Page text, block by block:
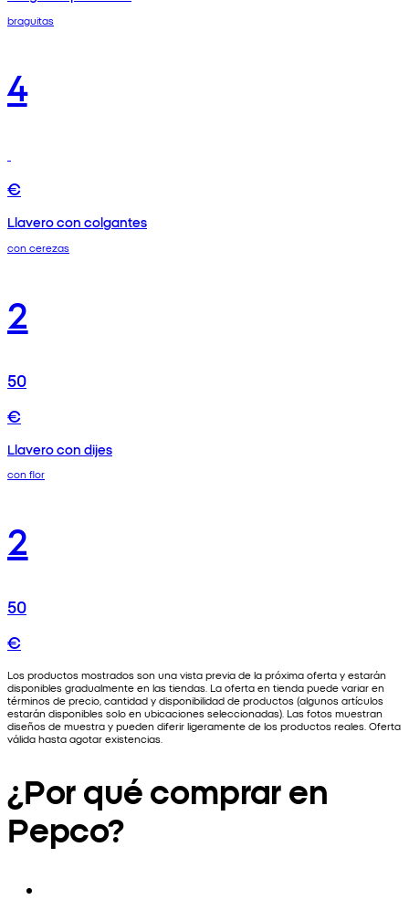
braguitas
4
€
Llavero con colgantes
con cerezas
2
50
€
Llavero con dijes
con flor
2
50
€
Los productos mostrados son una vista previa de la próxima oferta y estarán
disponibles gradualmente en las tiendas. La oferta en tienda puede variar en
términos de precio, cantidad y disponibilidad de productos (algunos artículos
estarán disponibles solo en ubicaciones seleccionadas). Las fotos muestran
diseños de muestra y pueden diferir ligeramente de los productos reales. Oferta
válida hasta agotar existencias.
¿Por qué comprar en
Pepco?